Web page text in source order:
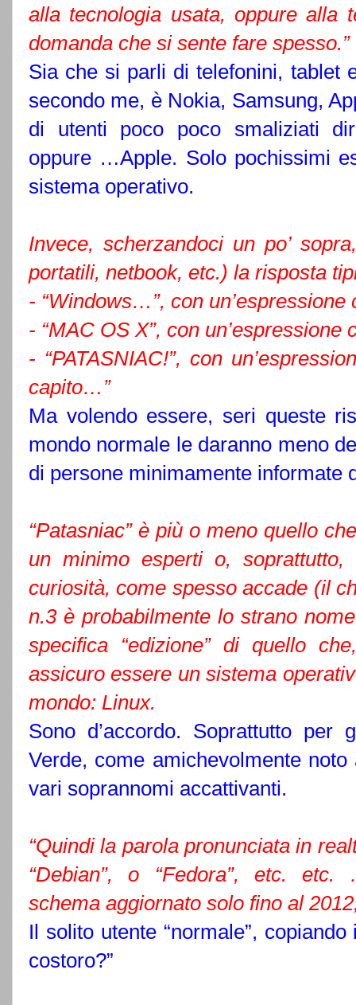
alla tecnologia usata, oppure alla
domanda che si sente fare spesso.”
Sia che si parli di telefonini, tablet
secondo me, è Nokia, Samsung,
di utenti poco poco smaliziati
oppure …Apple. Solo pochissimi
sistema operativo.
Invece, scherzandoci un po’
portatili, netbook, etc.) la risposta
- “Windows…”, con
- “MAC OS X”, con
- “PATASNIAC!”, con
capito…”
Ma volendo essere, seri queste
mondo normale le daranno meno
di persone minimamente
“Patasniac” è più o meno quello
un minimo esperti o,
curiosità, come spesso accade (il
n.3 è probabilmente lo strano
specifica “edizione” di quello
assicuro essere un sistema
mondo: Linux.
Sono d’accordo. Soprattutto per
Verde, come amichevolmente
vari soprannomi accattivanti.
“Quindi la parola pronunciata in
“Debian”, o “Fedora”, etc.
schema aggiornato solo fino al
Il solito utente “normale”,
costoro?”